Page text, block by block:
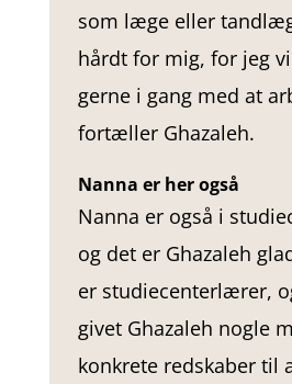
som læge eller
hårdt for mig, for jeg
gerne i gang med at
fortæller Ghazaleh.
Nanna er her også
Nanna er også i
og det er Ghazaleh
er studiecenterlærer,
givet Ghazaleh nogle
konkrete redskaber til